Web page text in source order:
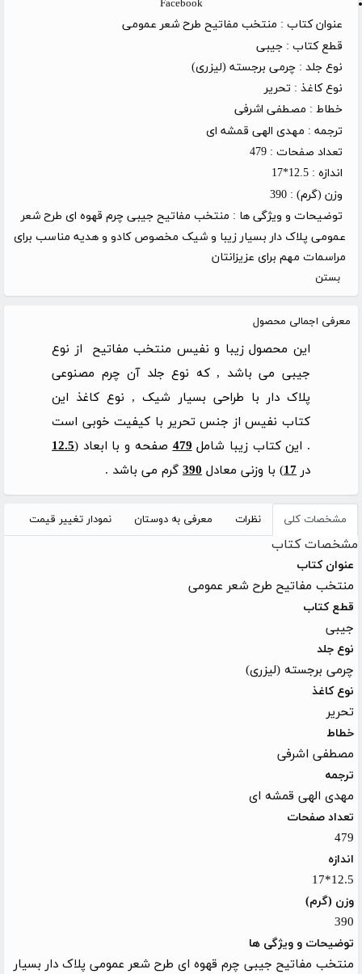
Facebook
عنوان کتاب : منتخب مفاتیح طرح شعر عمومی
قطع کتاب : جیبی
نوع جلد : چرمی برجسته (لیزری)
نوع کاغذ : تحریر
خطاط : مصطفی اشرفی
ترجمه : مهدی الهی قمشه ای
تعداد صفحات : 479
اندازه : 12.5*17
وزن (گرم) : 390
توضیحات و ویژگی ها : منتخب مفاتیح جیبی چرم قهوه ای طرح شعر
عمومی پلاک دار بسیار زیبا و شیک مخصوص کادو و هدیه مناسب برای
مراسمات مهم برای عزیزانتان
بستن
معرفی اجمالی محصول
این محصول زیبا و نفیس منتخب مفاتیح از نوع
جیبی می باشد , که نوع جلد آن چرم مصنوعی
پلاک دار با طراحی بسیار شیک , نوع کاغذ این
کتاب نفیس از جنس تحریر با کیفیت خوبی است
. این کتاب زیبا شامل479صفحه و با ابعاد (12.5
در 17) با وزنی معادل 390 گرم می باشد .
مشخصات کلی نظرات معرفی به دوستان نمودار تغییر قیمت
مشخصات کتاب
عنوان کتاب
منتخب مفاتیح طرح شعر عمومی
قطع کتاب
جیبی
نوع جلد
چرمی برجسته (لیزری)
نوع کاغذ
تحریر
خطاط
مصطفی اشرفی
ترجمه
مهدی الهی قمشه ای
تعداد صفحات
479
اندازه
12.5*17
وزن (گرم)
390
توضیحات و ویژگی ها
منتخب مفاتیح جیبی چرم قهوه ای طرح شعر عمومی پلاک دار بسیار